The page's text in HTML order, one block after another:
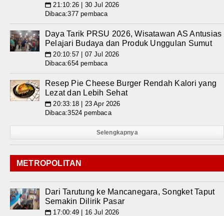
📅 21:10:26 | 30 Jul 2026
Dibaca:377 pembaca
Daya Tarik PRSU 2026, Wisatawan AS Antusias
Pelajari Budaya dan Produk Unggulan Sumut
📅 20:10:57 | 07 Jul 2026
Dibaca:654 pembaca
Resep Pie Cheese Burger Rendah Kalori yang
Lezat dan Lebih Sehat
📅 20:33:18 | 23 Apr 2026
Dibaca:3524 pembaca
Selengkapnya
METROPOLITAN
Dari Tarutung ke Mancanegara, Songket Taput
Semakin Dilirik Pasar
📅 17:00:49 | 16 Jul 2026